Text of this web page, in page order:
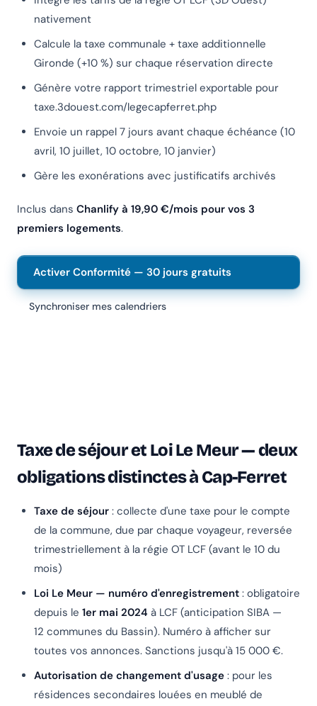
nativement
Calcule la taxe communale + taxe additionnelle
Gironde (+10 %) sur chaque réservation directe
Génère votre rapport trimestriel exportable pour
taxe.3douest.com/legecapferret.php
Envoie un rappel 7 jours avant chaque échéance (10
avril, 10 juillet, 10 octobre, 10 janvier)
Gère les exonérations avec justificatifs archivés
Inclus dans Chanlify à 19,90 €/mois pour vos 3
premiers logements.
Activer Conformité — 30 jours gratuits
Synchroniser mes calendriers
Taxe de séjour et Loi Le Meur — deux
obligations distinctes à Cap-Ferret
Taxe de séjour : collecte d'une taxe pour le compte
de la commune, due par chaque voyageur, reversée
trimestriellement à la régie OT LCF (avant le 10 du
mois)
Loi Le Meur — numéro d'enregistrement : obligatoire
depuis le 1er mai 2024 à LCF (anticipation SIBA —
12 communes du Bassin). Numéro à afficher sur
toutes vos annonces. Sanctions jusqu'à 15 000 €.
Autorisation de changement d'usage : pour les
résidences secondaires louées en meublé de